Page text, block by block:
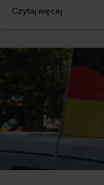
Czytaj więcej